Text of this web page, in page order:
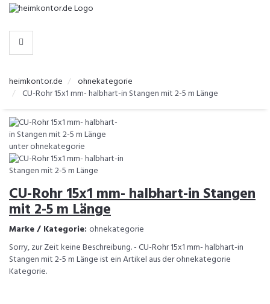
-
KATEGORIEN
heimkontor.de
ohnekategorie
CU-Rohr 15x1 mm- halbhart-in Stangen mit 2-5 m Länge
CU-Rohr 15x1 mm- halbhart-in Stangen
mit 2-5 m Länge
Marke / Kategorie: ohnekategorie
Sorry, zur Zeit keine Beschreibung. - CU-Rohr 15x1 mm- halbhart-in
Stangen mit 2-5 m Länge ist ein Artikel aus der ohnekategorie
Kategorie.